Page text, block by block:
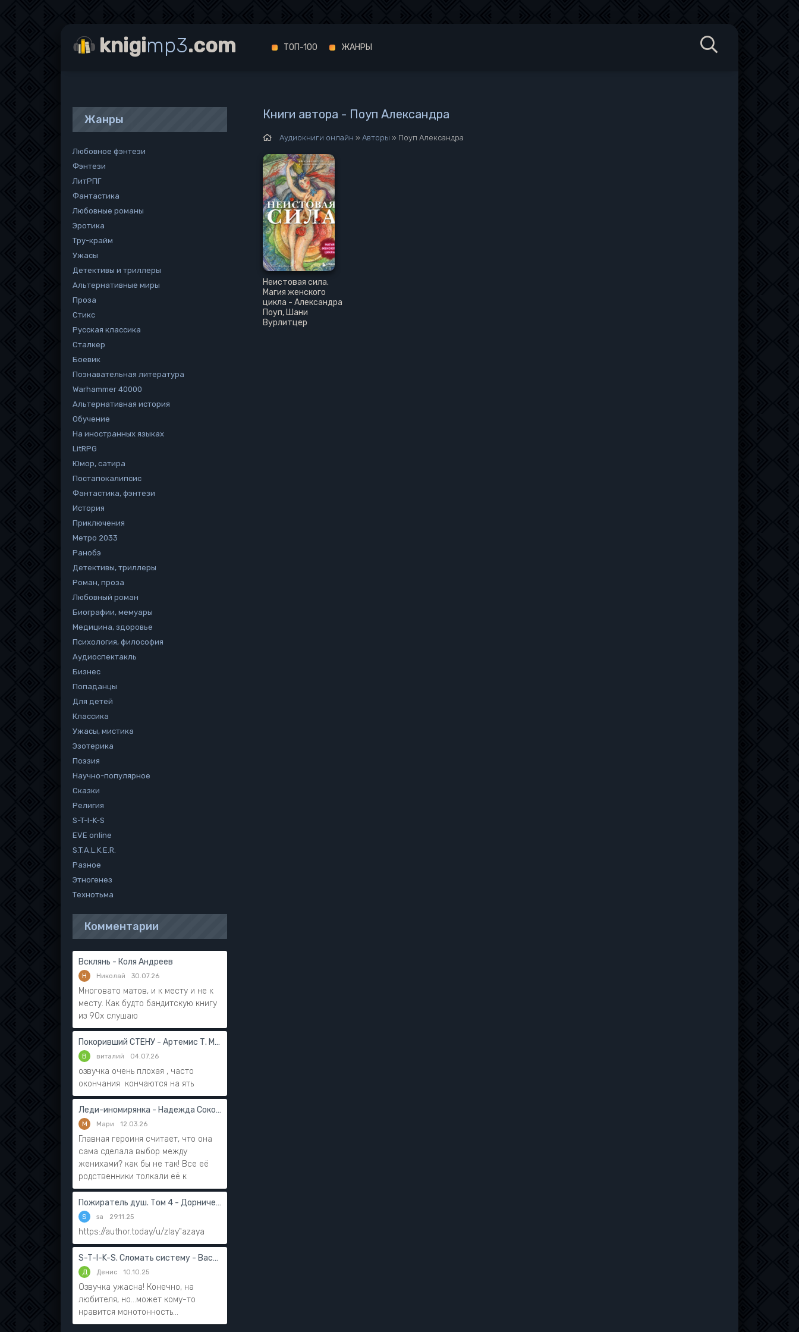
Книги автора - Поуп Александра
Аудиокниги онлайн » Авторы » Поуп Александра
Неистовая сила.
Магия женского
цикла - Александра
Поуп, Шани
Вурлитцер
Жанры
Любовное фэнтези
Фэнтези
ЛитРПГ
Фантастика
Любовные романы
Эротика
Тру-крайм
Ужасы
Детективы и триллеры
Альтернативные миры
Проза
Стикс
Русская классика
Сталкер
Боевик
Познавательная литература
Warhammer 40000
Альтернативная история
Обучение
На иностранных языках
LitRPG
Юмор, сатира
Постапокалипсис
Фантастика, фэнтези
История
Приключения
Метро 2033
Ранобэ
Детективы, триллеры
Роман, проза
Любовный роман
Биографии, мемуары
Медицина, здоровье
Психология, философия
Аудиоспектакль
Бизнес
Попаданцы
Для детей
Классика
Ужасы, мистика
Эзотерика
Поэзия
Научно-популярное
Сказки
Религия
S-T-I-K-S
EVE online
S.T.A.L.K.E.R.
Разное
Этногенез
Технотьма
Комментарии
Всклянь - Коля Андреев
Н Николай 30.07.26
Многовато матов, и к месту и не к
месту. Как будто бандитскую книгу
из 90х слушаю
Покоривший СТЕНУ - Артемис Т. Мантикор
В виталий 04.07.26
озвучка очень плохая , часто
окончания кончаются на ять
Леди-иномирянка - Надежда Соколова
М Мари 12.03.26
Главная героиня считает, что она
сама сделала выбор между
женихами? как бы не так! Все её
родственники толкали её к
Пожиратель душ. Том 4 - Дорничев Дмитрий
S sa 29.11.25
https://author.today/u/zlay"azaya
S-T-I-K-S. Сломать систему - Василий Мушинский
Д Денис 10.10.25
Озвучка ужасна! Конечно, на
любителя, но...может кому-то
нравится монотонность...
knigimp3.com ТОП-100 ЖАНРЫ